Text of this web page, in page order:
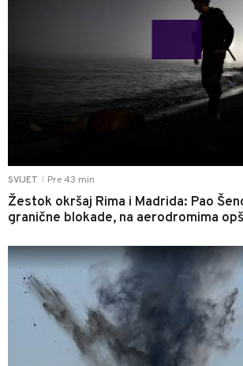
SVIJET Pre 43 min
Žestok okršaj Rima i Madrida: Pao
granične blokade, na aerodromima